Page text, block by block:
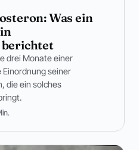
Was ein
drei Monate einer
seiner
die ein solches